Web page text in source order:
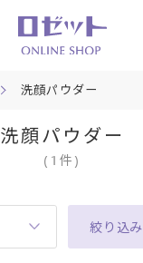
洗顔パウダー
洗顔パウダー
( 1 件 )
絞り込み